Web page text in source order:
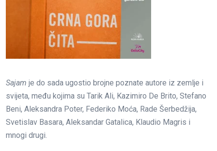
Sajam je do sada ugostio brojne poznate autore iz zemlje i
svijeta, među kojima su Tarik Ali, Kazimiro De Brito, Stefano
Beni, Aleksandra Poter, Federiko Moća, Rade Šerbedžija,
Svetislav Basara, Aleksandar Gatalica, Klaudio Magris i
mnogi drugi.